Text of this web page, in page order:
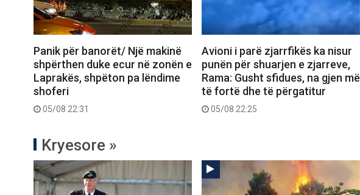
Panik për banorët/ Një makinë
shpërthen duke ecur në zonën e
Laprakës, shpëton pa lëndime
shoferi
05/08 22:31
Avioni i parë zjarrfikës ka nisur
punën për shuarjen e zjarreve,
Rama: Gusht sfidues, na gjen më
të fortë dhe të përgatitur
05/08 22:25
Kryesore »